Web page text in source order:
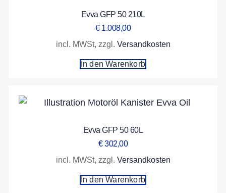
Evva GFP 50 210L
€1.008,00
incl. MWSt, zzgl. Versandkosten
In den Warenkorb
Evva GFP 50 60L
€302,00
incl. MWSt, zzgl. Versandkosten
In den Warenkorb